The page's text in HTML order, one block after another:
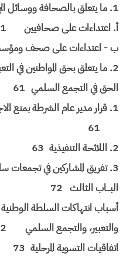
1. ما يتعلق بالصحافة ووسائل الإعلام
أ. اعتداءات على صحافيين
ب - اعتداءات على صحف
2. ما يتعلق بحق المواطنين في التعبير عن آرائهم
الحق في التجمع السلمي 61
1. قرار مدير عام الشرطة بمنع الاجتماعات العامة بدون إذن مسبق
61
2. اللائحة التنفيذية
63
3. تفريق المشاركين في تجمعات سلمية بالقوة
البـــاب الثالث 72
أسباب انتهاكات السلطة
والتعبير، والتجمع السلمي
اتفاقيات التسوية المرحلية 73